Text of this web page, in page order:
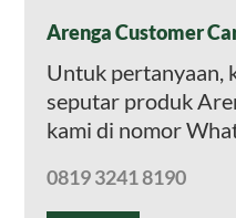
Arenga Customer
Untuk pertanyaan,
seputar produk
kami di nomor
0819 3241 8190